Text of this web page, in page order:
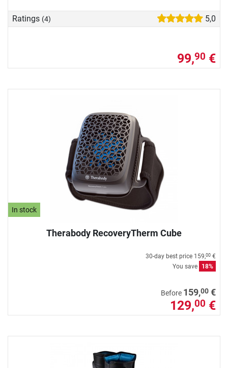
Ratings (4) 5,0
99,90 €
In stock
Therabody RecoveryTherm Cube
30-day best price 159,00 €
You save
18%
Before 159,00 €
129,00 €